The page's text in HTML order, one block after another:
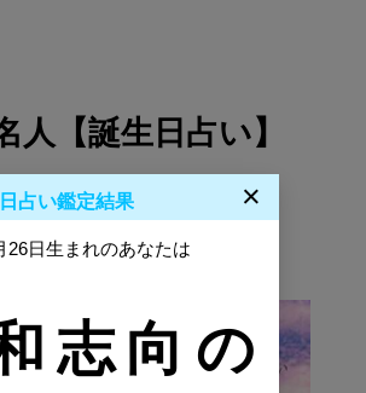
【誕生日占い】
占い鑑定結果 ×
26日生まれのあなたは
志向の